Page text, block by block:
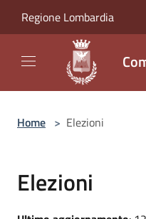
Regione Lombardia
Home > Elezioni
Elezioni